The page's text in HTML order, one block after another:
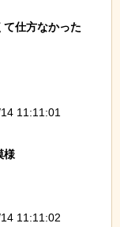
仕方なかった
11:11:01
様
11:11:02